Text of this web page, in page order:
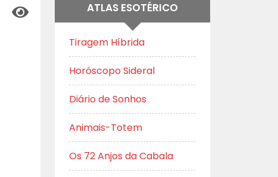
ATLAS ESOTÉRICO
Tiragem Híbrida
Horóscopo Sideral
Diário de Sonhos
Animais-Totem
Os 72 Anjos da Cabala